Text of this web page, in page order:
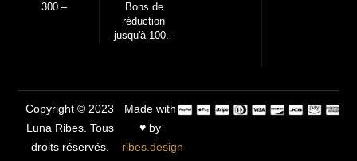
300.–
Bons de
réduction
jusqu'à 100.–
Copyright © 2023
Luna Ribes. Tous
droits réservés.
Made with
♥ by
ribes.design